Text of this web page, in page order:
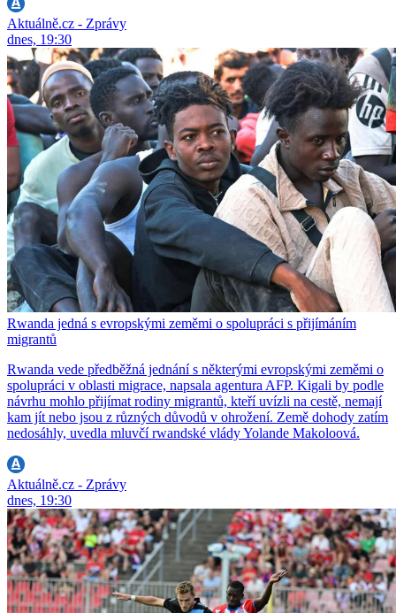
Aktuálně.cz - Zprávy
dnes, 19:30
Rwanda jedná s evropskými zeměmi o spolupráci s přijímáním
migrantů
Rwanda vede předběžná jednání s některými evropskými zeměmi o
spolupráci v oblasti migrace, napsala agentura AFP. Kigali by podle
návrhu mohlo přijímat rodiny migrantů, kteří uvízli na cestě, nemají
kam jít nebo jsou z různých důvodů v ohrožení. Země dohody zatím
nedosáhly, uvedla mluvčí rwandské vlády Yolande Makoloová.
Aktuálně.cz - Zprávy
dnes, 19:30